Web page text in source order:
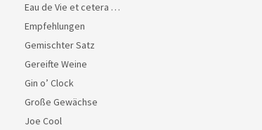
Eau de Vie et cetera …
Empfehlungen
Gemischter Satz
Gereifte Weine
Gin o’ Clock
Große Gewächse
Joe Cool